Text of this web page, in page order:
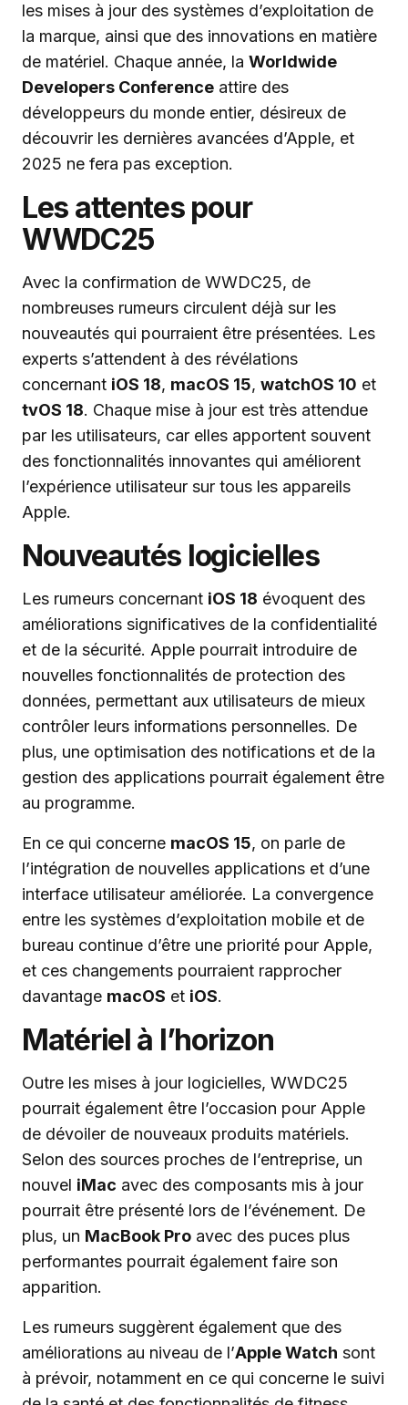
les mises à jour des systèmes d’exploitation de
la marque, ainsi que des innovations en matière
de matériel. Chaque année, la Worldwide
Developers Conference attire des
développeurs du monde entier, désireux de
découvrir les dernières avancées d’Apple, et
2025 ne fera pas exception.
Les attentes pour
WWDC25
Avec la confirmation de WWDC25, de
nombreuses rumeurs circulent déjà sur les
nouveautés qui pourraient être présentées. Les
experts s’attendent à des révélations
concernant iOS 18, macOS 15, watchOS 10 et
tvOS 18. Chaque mise à jour est très attendue
par les utilisateurs, car elles apportent souvent
des fonctionnalités innovantes qui améliorent
l’expérience utilisateur sur tous les appareils
Apple.
Nouveautés logicielles
Les rumeurs concernant iOS 18 évoquent des
améliorations significatives de la confidentialité
et de la sécurité. Apple pourrait introduire de
nouvelles fonctionnalités de protection des
données, permettant aux utilisateurs de mieux
contrôler leurs informations personnelles. De
plus, une optimisation des notifications et de la
gestion des applications pourrait également être
au programme.
En ce qui concerne macOS 15, on parle de
l’intégration de nouvelles applications et d’une
interface utilisateur améliorée. La convergence
entre les systèmes d’exploitation mobile et de
bureau continue d’être une priorité pour Apple,
et ces changements pourraient rapprocher
davantage macOS et iOS.
Matériel à l’horizon
Outre les mises à jour logicielles, WWDC25
pourrait également être l’occasion pour Apple
de dévoiler de nouveaux produits matériels.
Selon des sources proches de l’entreprise, un
nouvel iMac avec des composants mis à jour
pourrait être présenté lors de l’événement. De
plus, un MacBook Pro avec des puces plus
performantes pourrait également faire son
apparition.
Les rumeurs suggèrent également que des
améliorations au niveau de l’Apple Watch sont
à prévoir, notamment en ce qui concerne le suivi